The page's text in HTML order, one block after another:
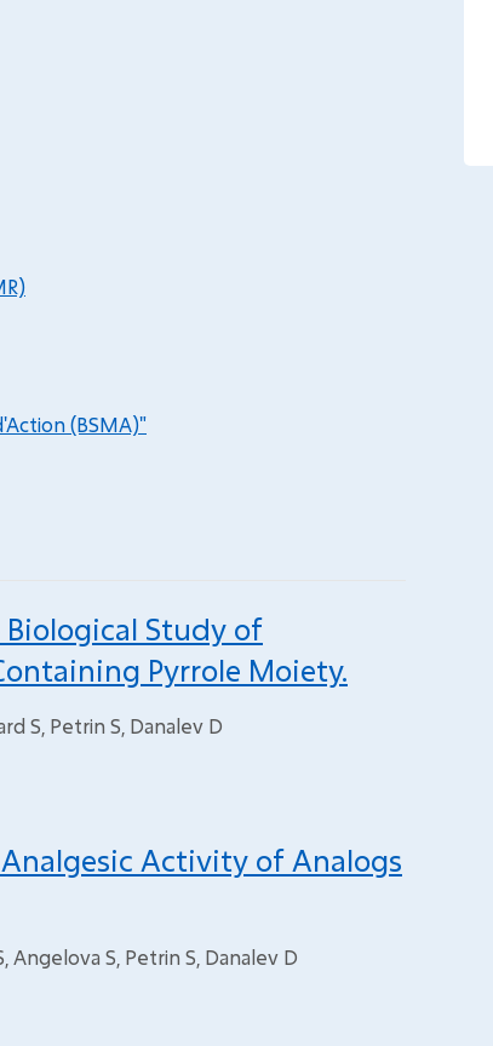
(BSMA)"
Study of
Pyrrole Moiety.
S, Petrin S, Danalev D
Activity of Analogs
Angelova S, Petrin S, Danalev D